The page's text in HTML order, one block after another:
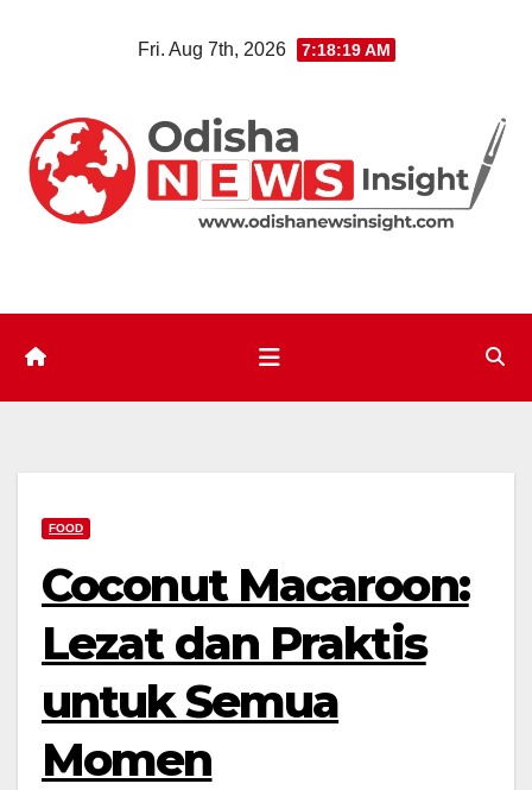
Fri. Aug 7th, 2026 7:18:20 AM
FOOD
Coconut Macaroon:
Lezat dan Praktis
untuk Semua
Momen